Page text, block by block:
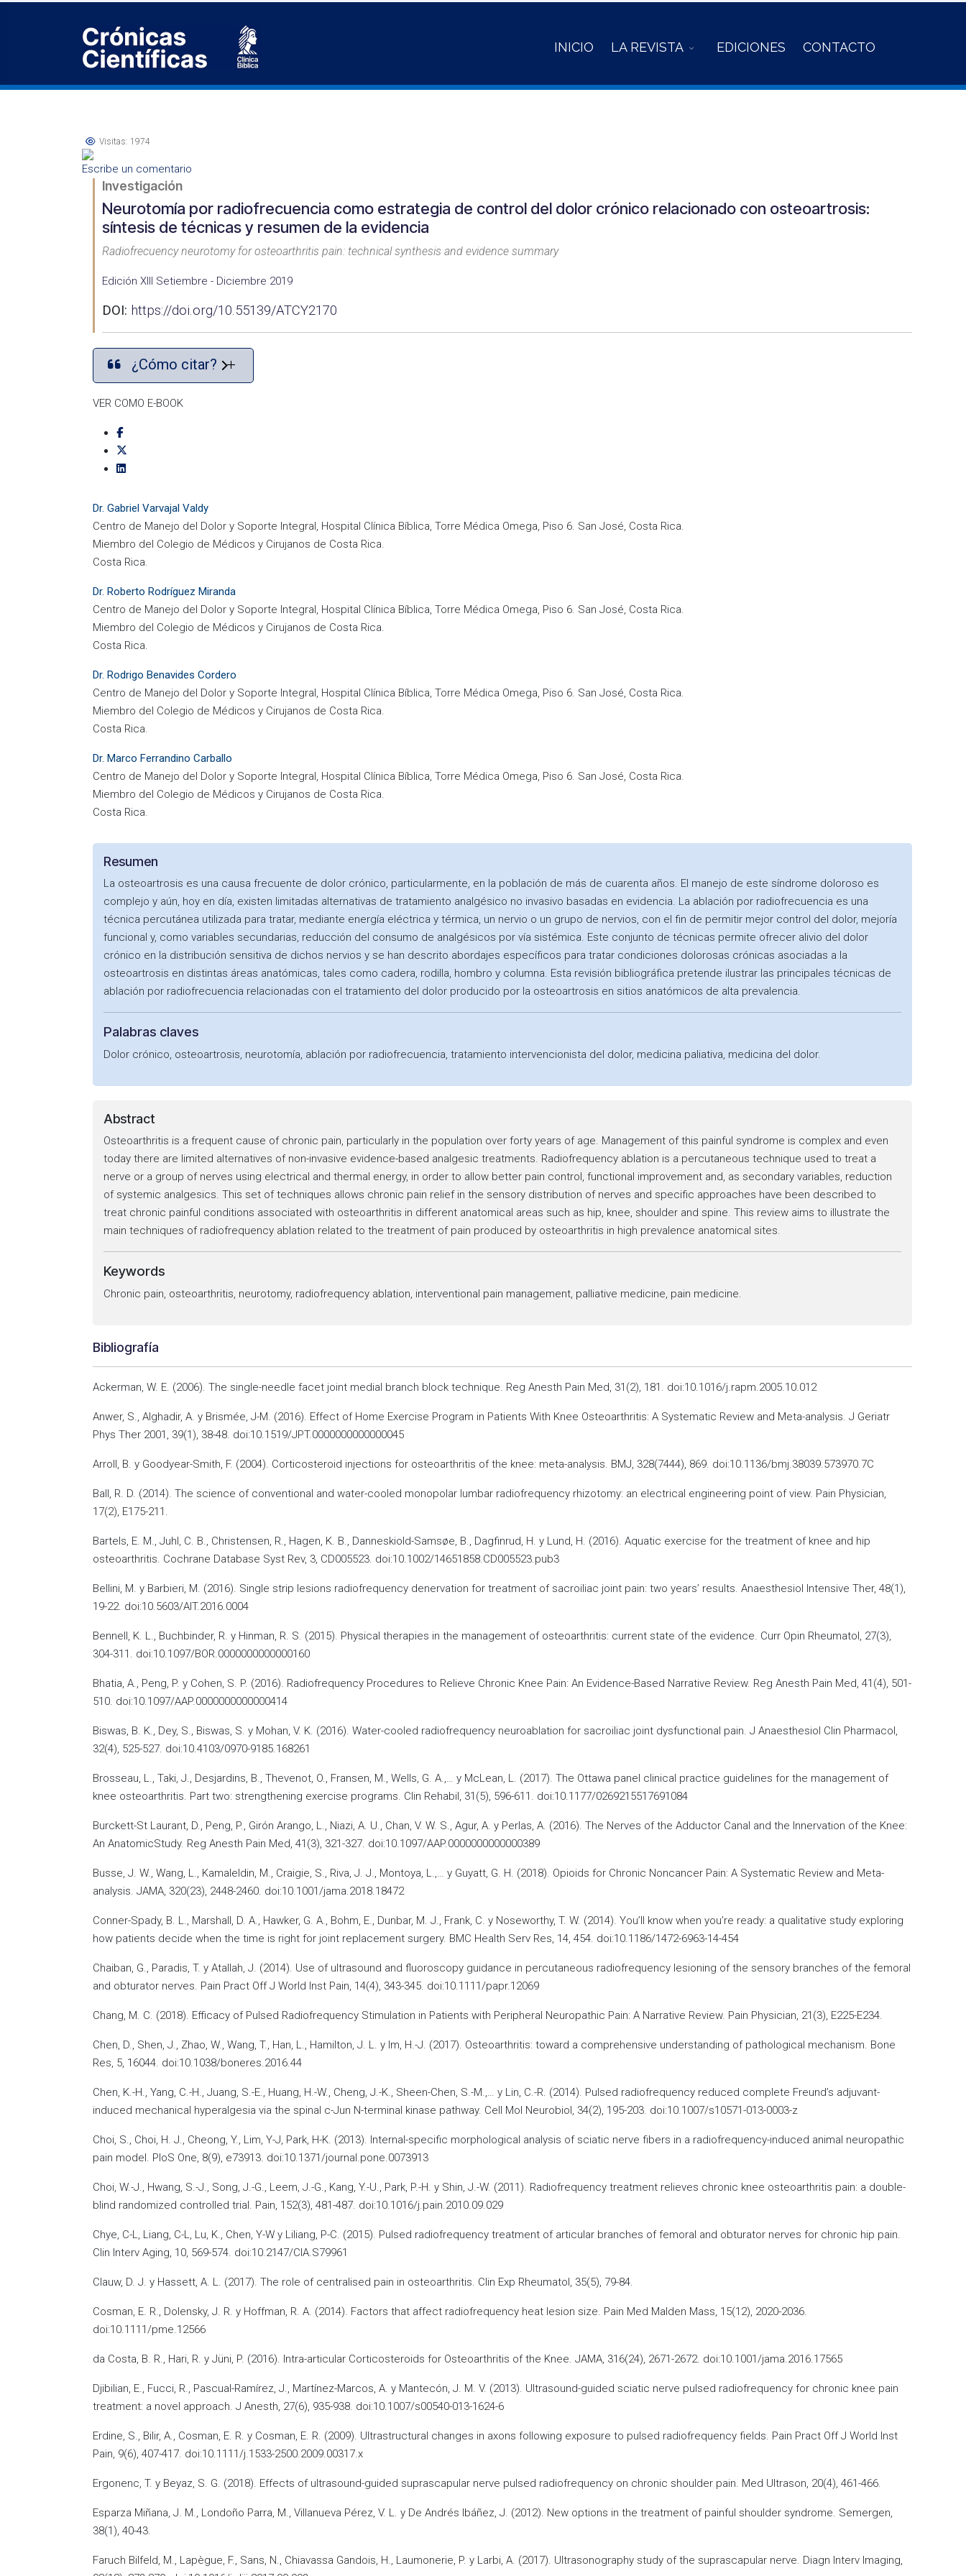
INICIO LA REVISTA EDICIONES CONTACTO
Visitas: 1974
Escribe un comentario
Investigación
Neurotomía por radiofrecuencia como estrategia de control del dolor crónico relacionado con osteoartrosis:
síntesis de técnicas y resumen de la evidencia
Radiofrecuency neurotomy for osteoarthritis pain: technical synthesis and evidence summary
Edición XIII Setiembre - Diciembre 2019
DOI: https://doi.org/10.55139/ATCY2170
¿Cómo citar?
VER COMO E-BOOK
Dr. Gabriel Varvajal Valdy
Centro de Manejo del Dolor y Soporte Integral, Hospital Clínica Bíblica, Torre Médica Omega, Piso 6. San José, Costa Rica.
Miembro del Colegio de Médicos y Cirujanos de Costa Rica.
Costa Rica.
Dr. Roberto Rodríguez Miranda
Centro de Manejo del Dolor y Soporte Integral, Hospital Clínica Bíblica, Torre Médica Omega, Piso 6. San José, Costa Rica.
Miembro del Colegio de Médicos y Cirujanos de Costa Rica.
Costa Rica.
Dr. Rodrigo Benavides Cordero
Centro de Manejo del Dolor y Soporte Integral, Hospital Clínica Bíblica, Torre Médica Omega, Piso 6. San José, Costa Rica.
Miembro del Colegio de Médicos y Cirujanos de Costa Rica.
Costa Rica.
Dr. Marco Ferrandino Carballo
Centro de Manejo del Dolor y Soporte Integral, Hospital Clínica Bíblica, Torre Médica Omega, Piso 6. San José, Costa Rica.
Miembro del Colegio de Médicos y Cirujanos de Costa Rica.
Costa Rica.
Resumen
La osteoartrosis es una causa frecuente de dolor crónico, particularmente, en la población de más de cuarenta años. El manejo de este síndrome doloroso es
complejo y aún, hoy en día, existen limitadas alternativas de tratamiento analgésico no invasivo basadas en evidencia. La ablación por radiofrecuencia es una
técnica percutánea utilizada para tratar, mediante energía eléctrica y térmica, un nervio o un grupo de nervios, con el fin de permitir mejor control del dolor, mejoría
funcional y, como variables secundarias, reducción del consumo de analgésicos por vía sistémica. Este conjunto de técnicas permite ofrecer alivio del dolor
crónico en la distribución sensitiva de dichos nervios y se han descrito abordajes específicos para tratar condiciones dolorosas crónicas asociadas a la
osteoartrosis en distintas áreas anatómicas, tales como cadera, rodilla, hombro y columna. Esta revisión bibliográfica pretende ilustrar las principales técnicas de
ablación por radiofrecuencia relacionadas con el tratamiento del dolor producido por la osteoartrosis en sitios anatómicos de alta prevalencia.
Palabras claves
Dolor crónico, osteoartrosis, neurotomía, ablación por radiofrecuencia, tratamiento intervencionista del dolor, medicina paliativa, medicina del dolor.
Abstract
Osteoarthritis is a frequent cause of chronic pain, particularly in the population over forty years of age. Management of this painful syndrome is complex and even
today there are limited alternatives of non-invasive evidence-based analgesic treatments. Radiofrequency ablation is a percutaneous technique used to treat a
nerve or a group of nerves using electrical and thermal energy, in order to allow better pain control, functional improvement and, as secondary variables, reduction
of systemic analgesics. This set of techniques allows chronic pain relief in the sensory distribution of nerves and specific approaches have been described to
treat chronic painful conditions associated with osteoarthritis in different anatomical areas such as hip, knee, shoulder and spine. This review aims to illustrate the
main techniques of radiofrequency ablation related to the treatment of pain produced by osteoarthritis in high prevalence anatomical sites.
Keywords
Chronic pain, osteoarthritis, neurotomy, radiofrequency ablation, interventional pain management, palliative medicine, pain medicine.
Bibliografía
Ackerman, W. E. (2006). The single-needle facet joint medial branch block technique. Reg Anesth Pain Med, 31(2), 181. doi:10.1016/j.rapm.2005.10.012
Anwer, S., Alghadir, A. y Brismée, J-M. (2016). Effect of Home Exercise Program in Patients With Knee Osteoarthritis: A Systematic Review and Meta-analysis. J Geriatr
Phys Ther 2001, 39(1), 38-48. doi:10.1519/JPT.0000000000000045
Arroll, B. y Goodyear-Smith, F. (2004). Corticosteroid injections for osteoarthritis of the knee: meta-analysis. BMJ, 328(7444), 869. doi:10.1136/bmj.38039.573970.7C
Ball, R. D. (2014). The science of conventional and water-cooled monopolar lumbar radiofrequency rhizotomy: an electrical engineering point of view. Pain Physician,
17(2), E175-211.
Bartels, E. M., Juhl, C. B., Christensen, R., Hagen, K. B., Danneskiold-Samsøe, B., Dagfinrud, H. y Lund, H. (2016). Aquatic exercise for the treatment of knee and hip
osteoarthritis. Cochrane Database Syst Rev, 3, CD005523. doi:10.1002/14651858.CD005523.pub3
Bellini, M. y Barbieri, M. (2016). Single strip lesions radiofrequency denervation for treatment of sacroiliac joint pain: two years’ results. Anaesthesiol Intensive Ther, 48(1),
19-22. doi:10.5603/AIT.2016.0004
Bennell, K. L., Buchbinder, R. y Hinman, R. S. (2015). Physical therapies in the management of osteoarthritis: current state of the evidence. Curr Opin Rheumatol, 27(3),
304-311. doi:10.1097/BOR.0000000000000160
Bhatia, A., Peng, P. y Cohen, S. P. (2016). Radiofrequency Procedures to Relieve Chronic Knee Pain: An Evidence-Based Narrative Review. Reg Anesth Pain Med, 41(4), 501-
510. doi:10.1097/AAP.0000000000000414
Biswas, B. K., Dey, S., Biswas, S. y Mohan, V. K. (2016). Water-cooled radiofrequency neuroablation for sacroiliac joint dysfunctional pain. J Anaesthesiol Clin Pharmacol,
32(4), 525-527. doi:10.4103/0970-9185.168261
Brosseau, L., Taki, J., Desjardins, B., Thevenot, O., Fransen, M., Wells, G. A.,… y McLean, L. (2017). The Ottawa panel clinical practice guidelines for the management of
knee osteoarthritis. Part two: strengthening exercise programs. Clin Rehabil, 31(5), 596-611. doi:10.1177/0269215517691084
Burckett-St Laurant, D., Peng, P., Girón Arango, L., Niazi, A. U., Chan, V. W. S., Agur, A. y Perlas, A. (2016). The Nerves of the Adductor Canal and the Innervation of the Knee:
An AnatomicStudy. Reg Anesth Pain Med, 41(3), 321-327. doi:10.1097/AAP.0000000000000389
Busse, J. W., Wang, L., Kamaleldin, M., Craigie, S., Riva, J. J., Montoya, L.,… y Guyatt, G. H. (2018). Opioids for Chronic Noncancer Pain: A Systematic Review and Meta-
analysis. JAMA, 320(23), 2448-2460. doi:10.1001/jama.2018.18472
Conner-Spady, B. L., Marshall, D. A., Hawker, G. A., Bohm, E., Dunbar, M. J., Frank, C. y Noseworthy, T. W. (2014). You’ll know when you’re ready: a qualitative study exploring
how patients decide when the time is right for joint replacement surgery. BMC Health Serv Res, 14, 454. doi:10.1186/1472-6963-14-454
Chaiban, G., Paradis, T. y Atallah, J. (2014). Use of ultrasound and fluoroscopy guidance in percutaneous radiofrequency lesioning of the sensory branches of the femoral
and obturator nerves. Pain Pract Off J World Inst Pain, 14(4), 343-345. doi:10.1111/papr.12069
Chang, M. C. (2018). Efficacy of Pulsed Radiofrequency Stimulation in Patients with Peripheral Neuropathic Pain: A Narrative Review. Pain Physician, 21(3), E225-E234.
Chen, D., Shen, J., Zhao, W., Wang, T., Han, L., Hamilton, J. L. y Im, H.-J. (2017). Osteoarthritis: toward a comprehensive understanding of pathological mechanism. Bone
Res, 5, 16044. doi:10.1038/boneres.2016.44
Chen, K.-H., Yang, C.-H., Juang, S.-E., Huang, H.-W., Cheng, J.-K., Sheen-Chen, S.-M.,… y Lin, C.-R. (2014). Pulsed radiofrequency reduced complete Freund’s adjuvant-
induced mechanical hyperalgesia via the spinal c-Jun N-terminal kinase pathway. Cell Mol Neurobiol, 34(2), 195-203. doi:10.1007/s10571-013-0003-z
Choi, S., Choi, H. J., Cheong, Y., Lim, Y-J, Park, H-K. (2013). Internal-specific morphological analysis of sciatic nerve fibers in a radiofrequency-induced animal neuropathic
pain model. PloS One, 8(9), e73913. doi:10.1371/journal.pone.0073913
Choi, W.-J., Hwang, S.-J., Song, J.-G., Leem, J.-G., Kang, Y.-U., Park, P.-H. y Shin, J.-W. (2011). Radiofrequency treatment relieves chronic knee osteoarthritis pain: a double-
blind randomized controlled trial. Pain, 152(3), 481-487. doi:10.1016/j.pain.2010.09.029
Chye, C-L, Liang, C-L, Lu, K., Chen, Y-W y Liliang, P-C. (2015). Pulsed radiofrequency treatment of articular branches of femoral and obturator nerves for chronic hip pain.
Clin Interv Aging, 10, 569-574. doi:10.2147/CIA.S79961
Clauw, D. J. y Hassett, A. L. (2017). The role of centralised pain in osteoarthritis. Clin Exp Rheumatol, 35(5), 79-84.
Cosman, E. R., Dolensky, J. R. y Hoffman, R. A. (2014). Factors that affect radiofrequency heat lesion size. Pain Med Malden Mass, 15(12), 2020-2036.
doi:10.1111/pme.12566
da Costa, B. R., Hari, R. y Jüni, P. (2016). Intra-articular Corticosteroids for Osteoarthritis of the Knee. JAMA, 316(24), 2671-2672. doi:10.1001/jama.2016.17565
Djibilian, E., Fucci, R., Pascual-Ramírez, J., Martínez-Marcos, A. y Mantecón, J. M. V. (2013). Ultrasound-guided sciatic nerve pulsed radiofrequency for chronic knee pain
treatment: a novel approach. J Anesth, 27(6), 935-938. doi:10.1007/s00540-013-1624-6
Erdine, S., Bilir, A., Cosman, E. R. y Cosman, E. R. (2009). Ultrastructural changes in axons following exposure to pulsed radiofrequency fields. Pain Pract Off J World Inst
Pain, 9(6), 407-417. doi:10.1111/j.1533-2500.2009.00317.x
Ergonenc, T. y Beyaz, S. G. (2018). Effects of ultrasound-guided suprascapular nerve pulsed radiofrequency on chronic shoulder pain. Med Ultrason, 20(4), 461-466.
Esparza Miñana, J. M., Londoño Parra, M., Villanueva Pérez, V. L. y De Andrés Ibáñez, J. (2012). New options in the treatment of painful shoulder syndrome. Semergen,
38(1), 40-43.
Faruch Bilfeld, M., Lapègue, F., Sans, N., Chiavassa Gandois, H., Laumonerie, P. y Larbi, A. (2017). Ultrasonography study of the suprascapular nerve. Diagn Interv Imaging,